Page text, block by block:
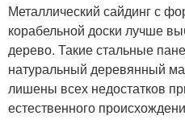
Металлический сайдинг с
корабельной доски лучше
дерево. Такие стальные
натуральный деревянный
лишены всех недостатков
естественного